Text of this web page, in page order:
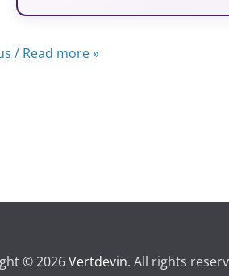
/ Read more »
© 2026Vertdevin. All rights